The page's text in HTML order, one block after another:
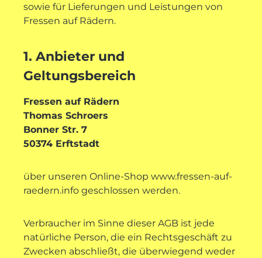
sowie für Lieferungen und Leistungen von
Fressen auf Rädern.
1. Anbieter und
Geltungsbereich
Fressen auf Rädern
Thomas Schroers
Bonner Str. 7
50374 Erftstadt
über unseren Online-Shop www.fressen-auf-
raedern.info geschlossen werden.
Verbraucher im Sinne dieser AGB ist jede
natürliche Person, die ein Rechtsgeschäft zu
Zwecken abschließt, die überwiegend weder